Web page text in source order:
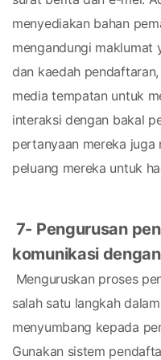
menyediakan bahan
mengandungi maklumat
dan kaedah
media tempatan untuk
interaksi dengan bakal
pertanyaan mereka
peluang mereka untuk
7- Pengurusan
komunikasi
salah satu langkah
menyumbang kepada
Gunakan sistem